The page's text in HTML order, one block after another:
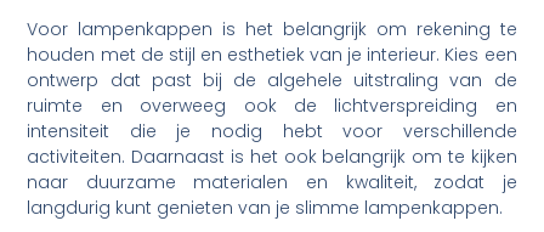
Voor lampenkappen is het belangrijk om rekening te
houden met de stijl en esthetiek van je interieur. Kies een
ontwerp dat past bij de algehele uitstraling van de
ruimte en overweeg ook de lichtverspreiding en
intensiteit die je nodig hebt voor verschillende
activiteiten. Daarnaast is het ook belangrijk om te kijken
naar duurzame materialen en kwaliteit, zodat je
langdurig kunt genieten van je slimme lampenkappen.